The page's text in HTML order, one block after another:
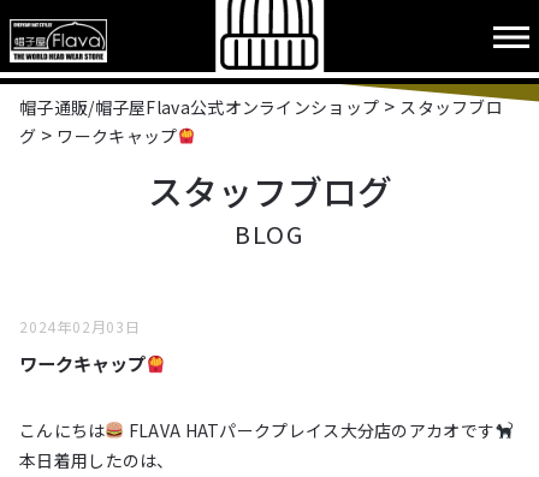
帽子通販/帽子屋Flava公式オンラインショップ > スタッフブロ
グ > ワークキャップ
スタッフブログ
BLOG
2024年02月03日
ワークキャップ
こんにちは
FLAVA HATパークプレイス大分店のアカオです
本日着用したのは、